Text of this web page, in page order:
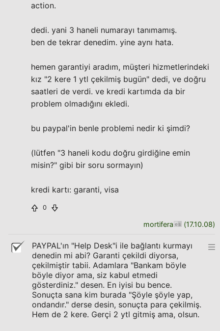
action.
dedi. yani 3 haneli numarayı tanımamış.
ben de tekrar denedim. yine aynı hata.
hemen garantiyi aradım, müşteri hizmetlerindeki
kız "2 kere 1 ytl çekilmiş bugün" dedi, ve doğru
saatleri de verdi. ve kredi kartımda da bir
problem olmadığını ekledi.
bu paypal'in benle problemi nedir ki şimdi?
(lütfen "3 haneli kodu doğru girdiğine emin
misin?" gibi bir soru sormayın)
kredi kartı: garanti, visa
0
mortifera (17.10.08)
PAYPAL'ın "Help Desk"i ile bağlantı kurmayı
denedin mi abi? Garanti çekildi diyorsa,
çekilmiştir tabii. Adamlara "Bankam böyle
böyle diyor ama, siz kabul etmedi
gösterdiniz." desen. En iyisi bu bence.
Sonuçta sana kim burada "Şöyle şöyle yap,
ondandır." derse desin, sonuçta para çekilmiş.
Hem de 2 kere. Gerçi 2 ytl gitmiş ama, olsun.